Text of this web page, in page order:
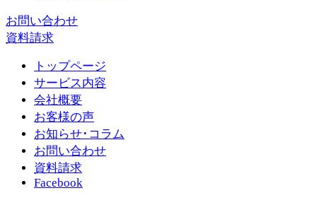
お問い合わせ
資料請求
トップページ
サービス内容
会社概要
お客様の声
お知らせ･コラム
お問い合わせ
資料請求
Facebook